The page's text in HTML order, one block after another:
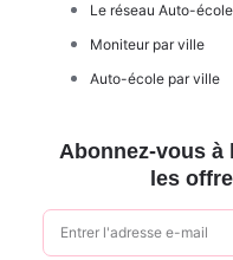
Le réseau Auto-école
Moniteur par ville
Auto-école par ville
Abonnez-vous à
les